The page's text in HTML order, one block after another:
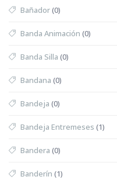
Bañador(0)
Banda Animación (0)
Banda Silla (0)
Bandana (0)
Bandeja (0)
Bandeja Entremeses (1)
Bandera (0)
Banderín (1)